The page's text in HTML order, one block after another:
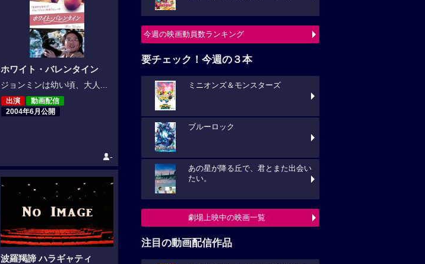
ホワイト・バレンタイン
ジョンミンは幼い頃、大人...
出演
動画配信
2004年6月公開
-
波羅羯諦 ハラギャティ
今週の映画動員数ランキング
要チェック！今週の３本
ミニオンズ＆モンスターズ
ブルーロック
あの星が降る丘で、君とまた出会い
たい。
劇場上映中の映画一覧
注目の動画配信作品